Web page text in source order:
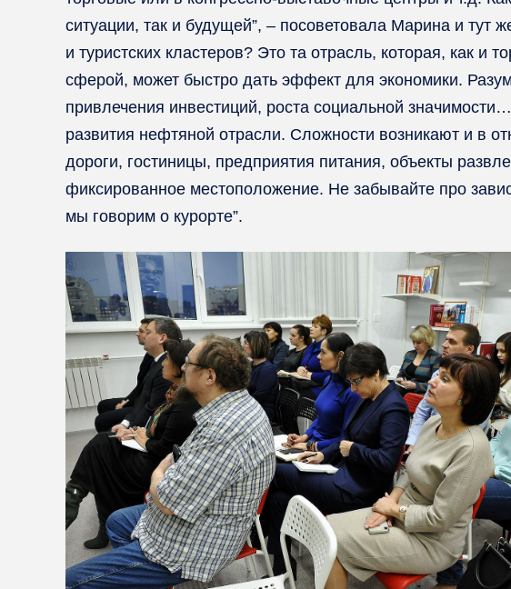
ситуации, так и будущей”, – посоветовала Марина и тут
и туристских кластеров? Это та отрасль, которая, как и
сферой, может быстро дать эффект для экономики.
привлечения инвестиций, роста социальной
развития нефтяной отрасли. Сложности возникают и в
дороги, гостиницы, предприятия питания, объекты
фиксированное местоположение. Не забывайте про
мы говорим о курорте”.